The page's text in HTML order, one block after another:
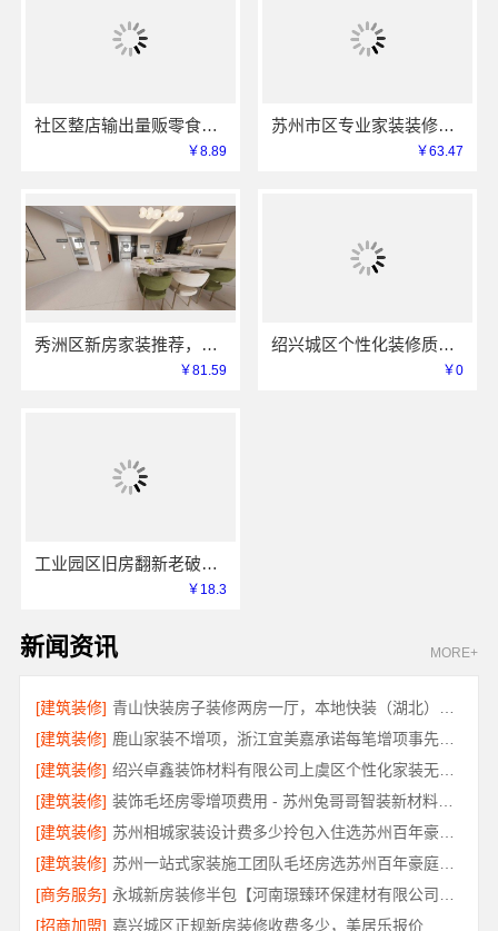
社区整店输出量贩零食适配全场景，河南零百味供应链有限公司专业加盟服务
￥8.89
苏州市区专业家装装修多少钱？百年豪庭新材料有限公司透明报价
￥63.47
秀洲区新房家装推荐，嘉兴锦居装饰材料有限公司一站式整装
￥81.59
绍兴城区个性化装修质量有保障，绍兴卓鑫装饰材料有限公司
￥0
工业园区旧房翻新老破小拎包入住_苏州兔哥哥智装新材料有限公司
￥18.3
新闻资讯 MORE+
[建筑装修]
[建筑装修]
鹿山家装不增项，浙江宜美嘉承诺每笔增项事先确认
[建筑装修]
绍兴卓鑫装饰材料有限公司上虞区个性化家装无隐形增项
[建筑装修]
装饰毛坯房零增项费用 - 苏州兔哥哥智装新材料有限公司
[建筑装修]
苏州相城家装设计费多少拎包入住选苏州百年豪庭新材料有限公司
[建筑装修]
苏州一站式家装施工团队毛坯房选苏州百年豪庭新材料有限公司
[商务服务]
[招商加盟] 嘉兴城区正规新房装修收费多少，美居乐报价